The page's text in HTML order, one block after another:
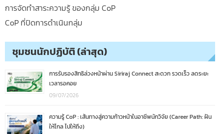
การจัดทำสาระความรู้ ของกลุ่ม CoP
CoP ที่ปิดการดำเนินกลุ่ม
ชุมชนนักปฏิบัติ (ล่าสุด)
การรับรองสิทธิล่วงหน้าผ่าน Siriraj Connect สะดวก รวดเร็ว ลดระยะ
เวลารอคอย
09/07/2026
ความรู้ CoP : เส้นทางสู่ความก้าวหน้าในอาชีพนักวิจัย (Career Path: ฝัน
ให้ไกล ไปให้ถึง)